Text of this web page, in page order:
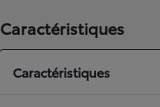
Caractéristiques
Caractéristiques